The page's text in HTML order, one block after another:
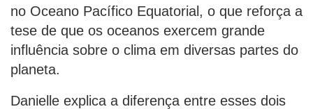
no Oceano Pacífico Equatorial, o que reforça a
tese de que os oceanos exercem grande
influência sobre o clima em diversas partes do
planeta.
Danielle explica a diferença entre esses dois